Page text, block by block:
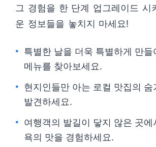
그 경험을 한 단계 업그레이드 시
운 정보들을 놓치지 마세요!
특별한 날을 더욱 특별하게 만들
메뉴를 찾아보세요.
현지인들만 아는 로컬 맛집의 숨
발견하세요.
여행객의 발길이 닿지 않은 곳에
욕의 맛을 경험하세요.